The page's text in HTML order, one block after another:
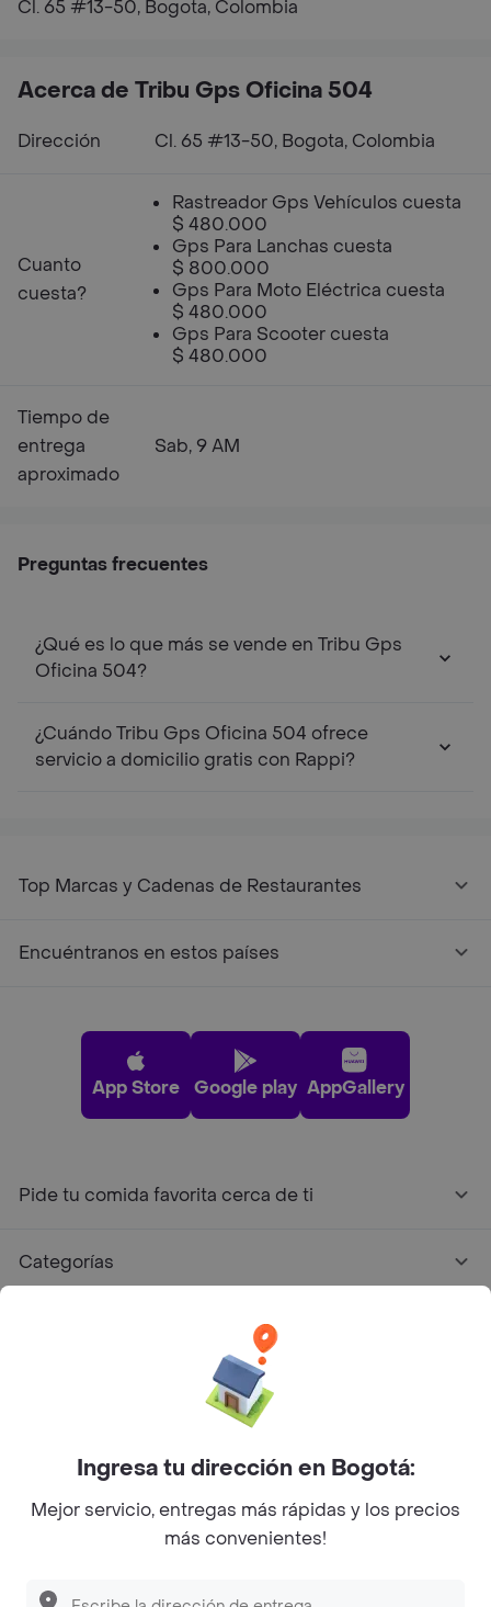
Cl. 65 #13-50, Bogota, Colombia
Acerca de Tribu Gps Oficina 504
Dirección Cl. 65 #13-50, Bogota, Colombia
Cuanto
cuesta?
Rastreador Gps Vehículos cuesta
$ 480.000
Gps Para Lanchas cuesta
$ 800.000
Gps Para Moto Eléctrica cuesta
$ 480.000
Gps Para Scooter cuesta
$ 480.000
Tiempo de
entrega
aproximado
Sab, 9 AM
Preguntas frecuentes
¿Qué es lo que más se vende en Tribu Gps
Oficina 504?
¿Cuándo Tribu Gps Oficina 504 ofrece
servicio a domicilio gratis con Rappi?
Top Marcas y Cadenas de Restaurantes
Encuéntranos en estos países
App Store Google play AppGallery
Pide tu comida favorita cerca de ti
Categorías
Facebook
Twitter
Instagram
©2026Rappi Inc. All rights reserved.
Ingresa tu dirección en Bogotá:
Mejor servicio, entregas más rápidas y los precios
más convenientes!